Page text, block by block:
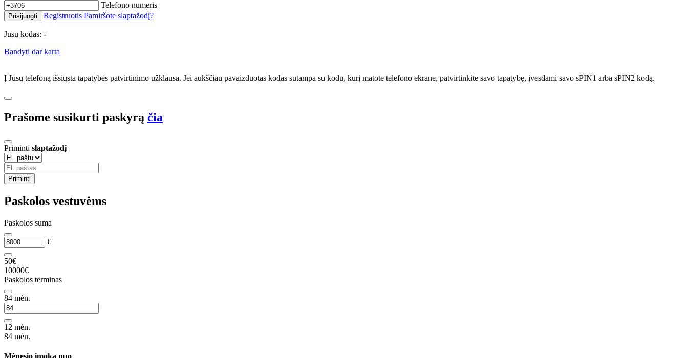
Telefono numeris
Prisijungti Registruotis Pamiršote slaptažodį?
Jūsų kodas: -
Bandyti dar karta
Į Jūsų telefoną išsiųsta tapatybės patvirtinimo užklausa. Jei aukščiau pavaizduotas kodas sutampa su kodu, kurį matote telefono ekrane, patvirtinkite savo tapatybę, įvesdami savo sPIN1 arba sPIN2 kodą.
Prašome susikurti paskyrą čia
Priminti slaptažodį
Priminti
Paskolos vestuvėms
Paskolos suma
€
50€
10000€
Paskolos terminas
84 mėn.
12 mėn.
84 mėn.